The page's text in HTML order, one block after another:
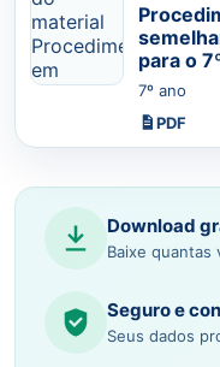
para o
7º ano
PDF
Download
Baixe quantas
Seguro e
Seus dados